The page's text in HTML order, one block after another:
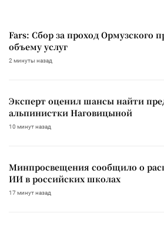
Fars: Сбор за проход Ормузского
объему услуг
2 минуты назад
Эксперт оценил шансы найти
альпинистки Наговицыной
10 минут назад
Минпросвещения сообщило о
ИИ в российских школах
17 минут назад